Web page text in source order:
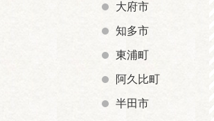
大府市
知多市
東浦町
阿久比町
半田市